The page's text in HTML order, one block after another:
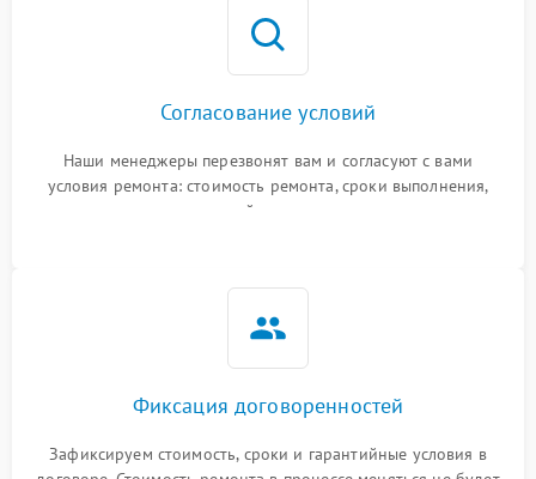
Согласование условий
Наши менеджеры перезвонят вам и согласуют с вами
условия ремонта: стоимость ремонта, сроки выполнения,
гарантийные условия
Фиксация договоренностей
Зафиксируем стоимость, сроки и гарантийные условия в